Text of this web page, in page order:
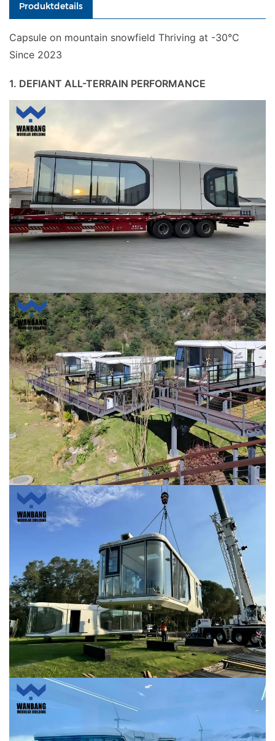
Produktdetails
Capsule on mountain snowfield Thriving at -30°C
Since 2023
1. DEFIANT ALL-TERRAIN PERFORMANCE